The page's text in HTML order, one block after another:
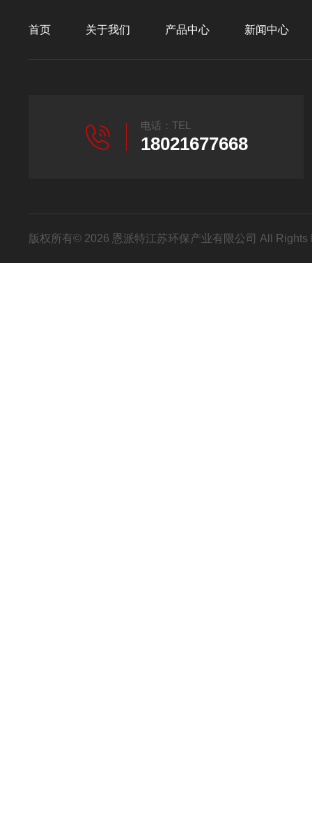
首页 关于我们 产品中心 新闻中心
电话：TEL
18021677668
版权所有© 2026 恩派特江苏环保产业有限公司 All